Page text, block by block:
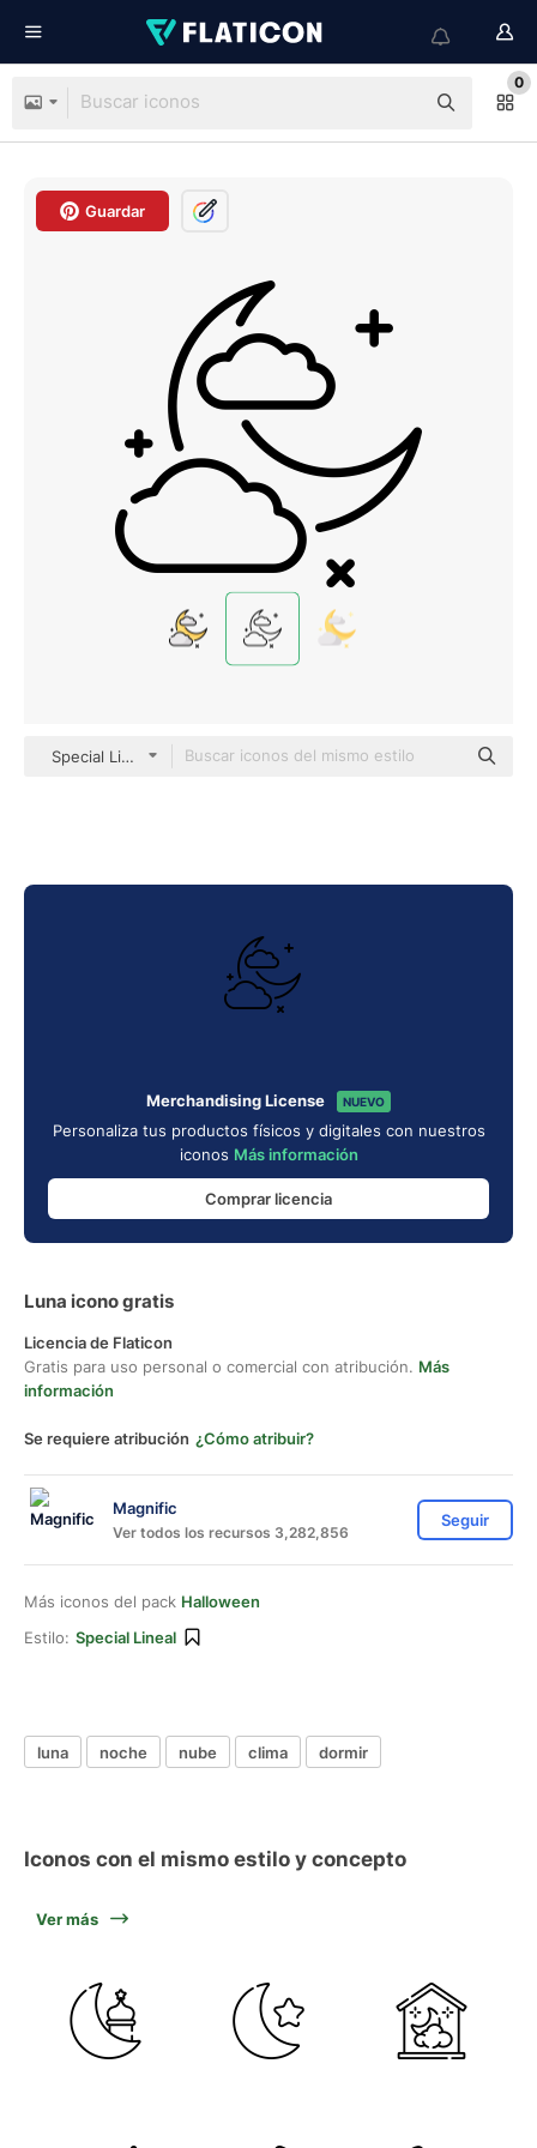
0
Guardar
Special Lineal
Merchandising License NUEVO
Personaliza tus productos físicos y digitales con nuestros
iconos Más información
Comprar licencia
Luna icono gratis
Licencia de Flaticon
Gratis para uso personal o comercial con atribución. Más
información
Se requiere atribución ¿Cómo atribuir?
Magnific
Ver todos los recursos 3,282,856
Seguir
Más iconos del pack Halloween
Estilo: Special Lineal
luna noche nube clima dormir
Iconos con el mismo estilo y concepto
Ver más